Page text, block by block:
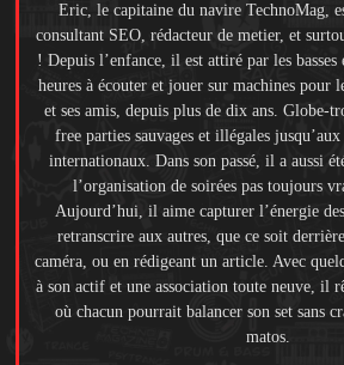
Eric, le capitaine du navire TechnoMag,
consultant SEO, rédacteur de metier, et
! Depuis l’enfance, il est attiré par les basses
heures à écouter et jouer sur machines pour
et ses amis, depuis plus de dix ans. Globe-
free parties sauvages et illégales
internationaux. Dans son passé, il a aussi
l’organisation de soirées pas toujours
Aujourd’hui, il aime capturer l’énergie
retranscrire aux autres, que ce soit
caméra, ou en rédigeant un article. Avec
à son actif et une association toute neuve, il
où chacun pourrait balancer son set sans
matos.